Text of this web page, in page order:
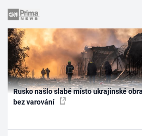
Rusko našlo slabé místo ukrajinské
bez varování